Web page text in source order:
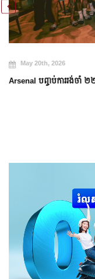
May 20th, 2026
Arsenal បញ្ចប់ការរង់ចាំ ២